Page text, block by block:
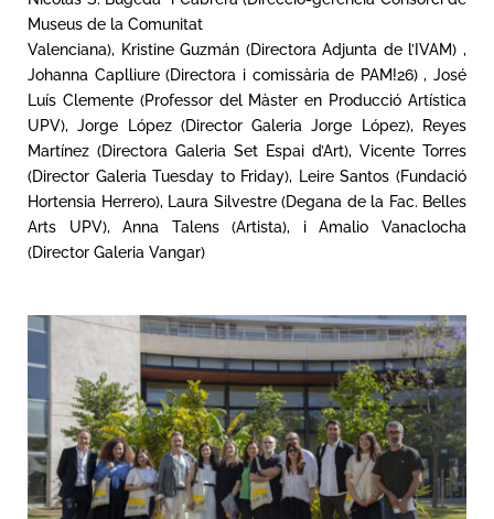
Museus de la Comunitat
Valenciana), Kristine Guzmán (Directora Adjunta de l’IVAM) ,
Johanna Caplliure (Directora i comissària de PAM!26) , José
Luís Clemente (Professor del Màster en Producció Artística
UPV), Jorge López (Director Galeria Jorge López), Reyes
Martínez (Directora Galeria Set Espai d’Art), Vicente Torres
(Director Galeria Tuesday to Friday), Leire Santos (Fundació
Hortensia Herrero), Laura Silvestre (Degana de la Fac. Belles
Arts UPV), Anna Talens (Artista), i Amalio Vanaclocha
(Director Galeria Vangar)